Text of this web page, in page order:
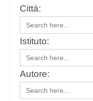
Città:
Search
for:
Istituto:
Search
for:
Autore:
Search
for: